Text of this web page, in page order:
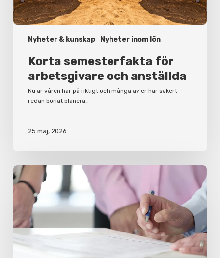
Nyheter & kunskap Nyheter inom lön
Korta semesterfakta för
arbetsgivare och anställda
Nu är våren här på riktigt och många av er har säkert
redan börjat planera…
25 maj, 2026
Varför
du
ett
aktieägaravtal